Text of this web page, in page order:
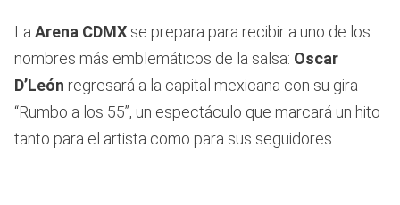
La Arena CDMX se prepara para recibir a uno de los
nombres más emblemáticos de la salsa: Oscar
D’León regresará a la capital mexicana con su gira
“Rumbo a los 55”, un espectáculo que marcará un hito
tanto para el artista como para sus seguidores.